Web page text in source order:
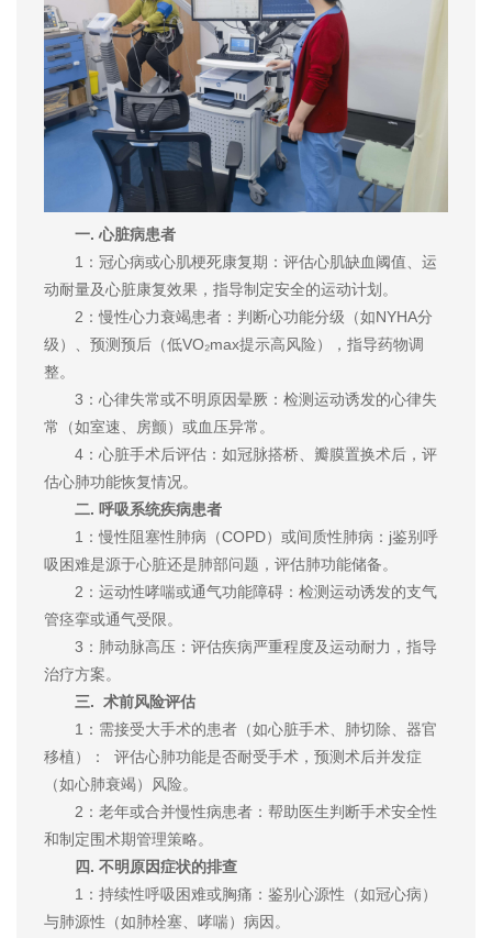
一. 心脏病患者
1：冠心病或心肌梗死康复期：评估心肌缺血阈值、运
动耐量及心脏康复效果，指导制定安全的运动计划。
2：慢性心力衰竭患者：判断心功能分级（如NYHA分
级）、预测预后（低VO₂max提示高风险），指导药物调
整。
3：心律失常或不明原因晕厥：检测运动诱发的心律失
常（如室速、房颤）或血压异常。
4：心脏手术后评估：如冠脉搭桥、瓣膜置换术后，评
估心肺功能恢复情况。
二. 呼吸系统疾病患者
1：慢性阻塞性肺病（COPD）或间质性肺病：j鉴别呼
吸困难是源于心脏还是肺部问题，评估肺功能储备。
2：运动性哮喘或通气功能障碍：检测运动诱发的支气
管痉挛或通气受限。
3：肺动脉高压：评估疾病严重程度及运动耐力，指导
治疗方案。
三. 术前风险评估
1：需接受大手术的患者（如心脏手术、肺切除、器官
移植）： 评估心肺功能是否耐受手术，预测术后并发症
（如心肺衰竭）风险。
2：老年或合并慢性病患者：帮助医生判断手术安全性
和制定围术期管理策略。
四. 不明原因症状的排查
1：持续性呼吸困难或胸痛：鉴别心源性（如冠心病）
与肺源性（如肺栓塞、哮喘）病因。